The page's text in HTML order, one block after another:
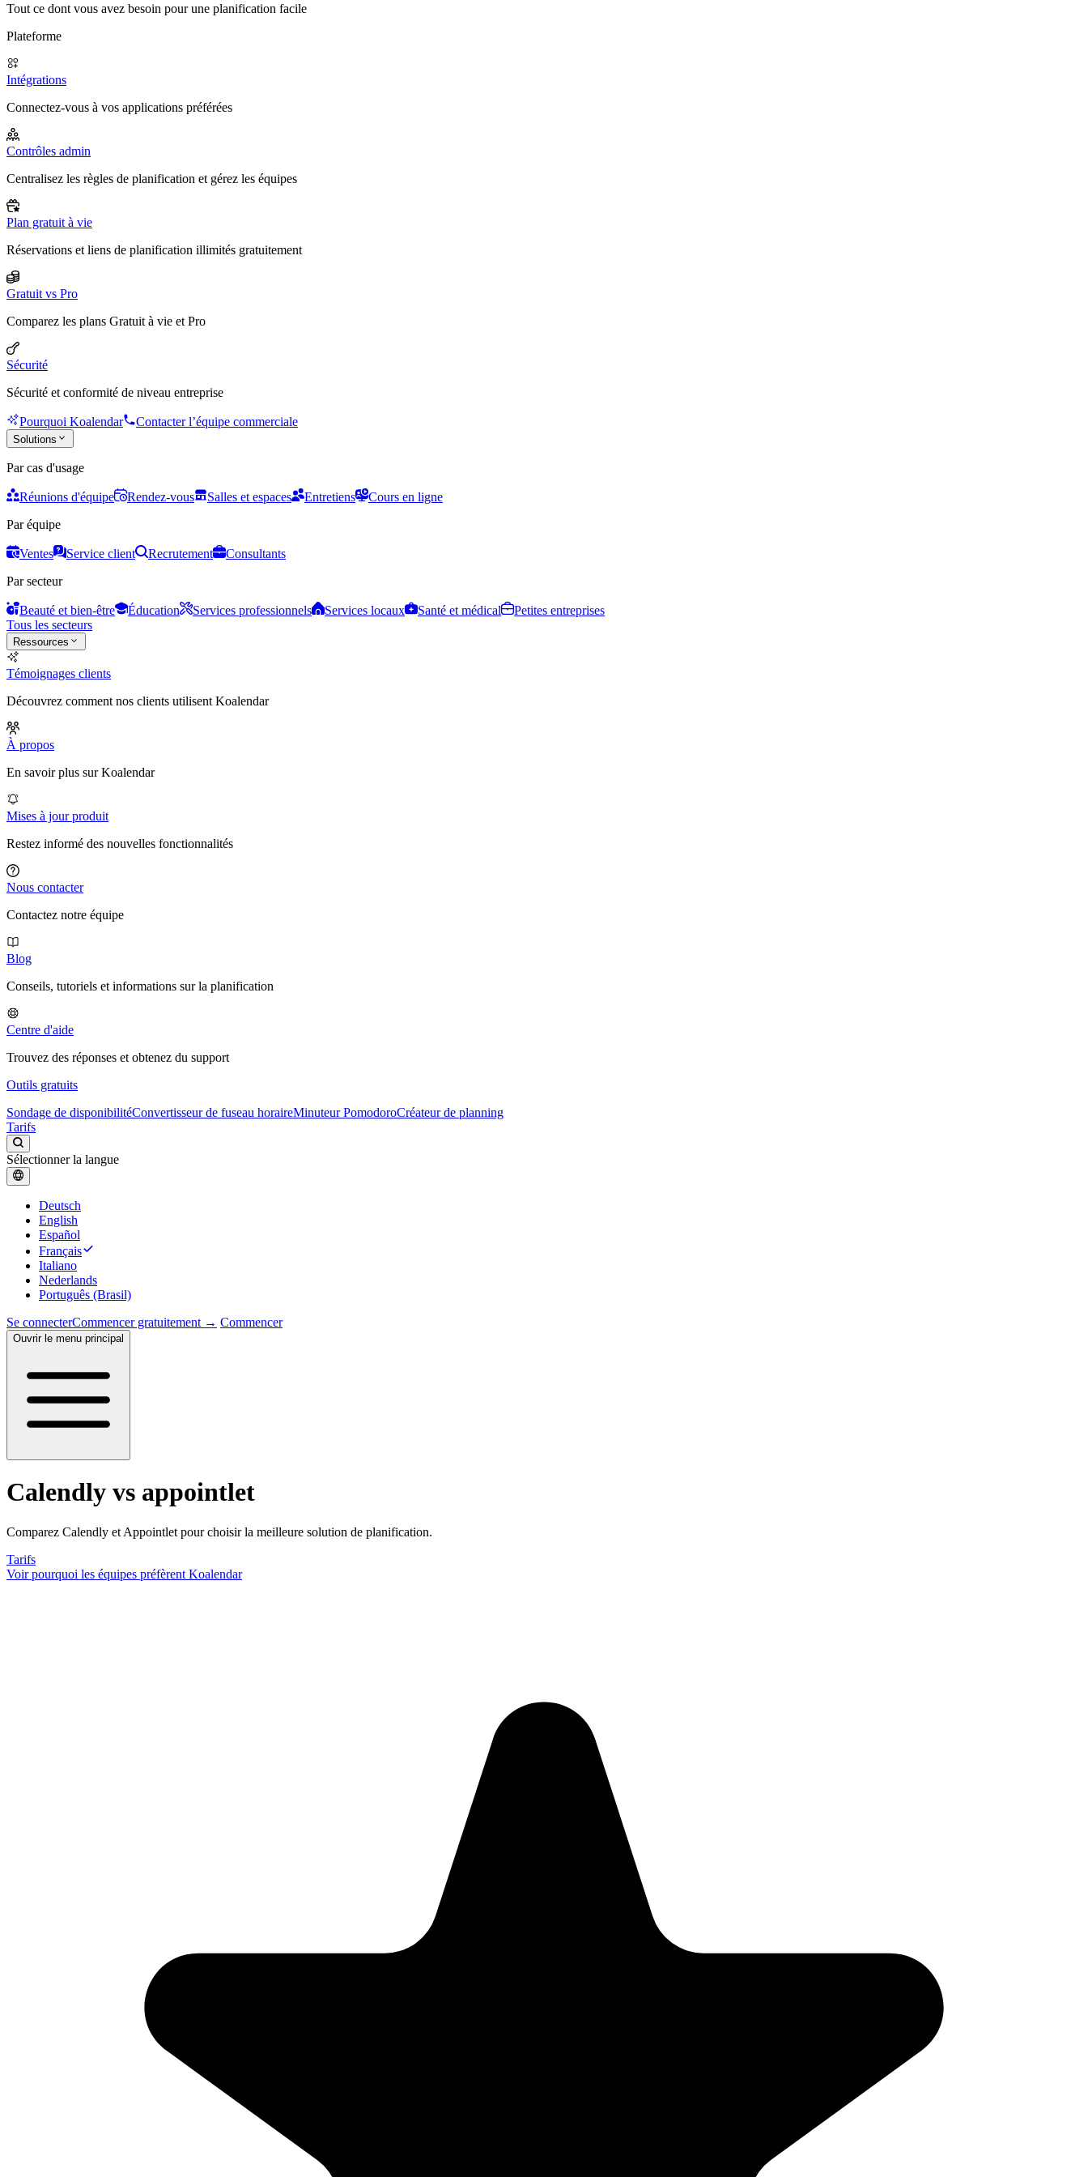
Tout ce dont vous avez besoin pour une planification facile
Plateforme
Intégrations
Connectez-vous à vos applications préférées
Contrôles admin
Centralisez les règles de planification et gérez les équipes
Plan gratuit à vie
Réservations et liens de planification illimités gratuitement
Gratuit vs Pro
Comparez les plans Gratuit à vie et Pro
Sécurité
Sécurité et conformité de niveau entreprise
Pourquoi Koalendar Contacter l’équipe commerciale
Solutions
Par cas d'usage
Réunions d'équipe Rendez-vous Salles et espaces Entretiens
Cours en ligne
Par équipe
Ventes Service client Recrutement
Consultants
Par secteur
Beauté et bien-être Éducation Services professionnels Services locaux Santé et médical
Petites entreprises
Tous les secteurs
Ressources
Témoignages clients
Découvrez comment nos clients utilisent Koalendar
À propos
En savoir plus sur Koalendar
Mises à jour produit
Restez informé des nouvelles fonctionnalités
Nous contacter
Contactez notre équipe
Blog
Conseils, tutoriels et informations sur la planification
Centre d'aide
Trouvez des réponses et obtenez du support
Outils gratuits
Sondage de disponibilitéConvertisseur de fuseau horaireMinuteur PomodoroCréateur de planning
Tarifs
Sélectionner la langue
Deutsch
English
Español
Français
Italiano
Nederlands
Português (Brasil)
Se connecterCommencer gratuitement → Commencer
Ouvrir le menu principal
Calendly vs appointlet
Comparez Calendly et Appointlet pour choisir la meilleure solution de planification.
Tarifs
Voir pourquoi les équipes préfèrent Koalendar